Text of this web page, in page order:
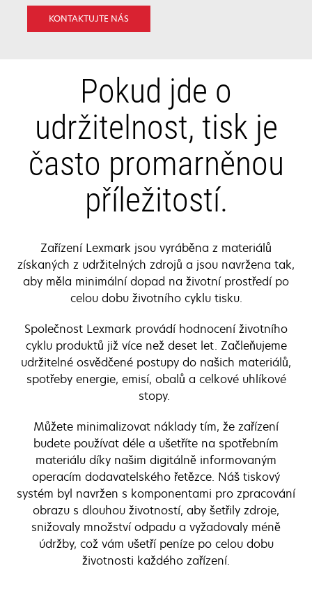
KONTAKTUJTE NÁS
Pokud jde o
udržitelnost, tisk je
často promarněnou
příležitostí.
Zařízení Lexmark jsou vyráběna z materiálů
získaných z udržitelných zdrojů a jsou navržena tak,
aby měla minimální dopad na životní prostředí po
celou dobu životního cyklu tisku.
Společnost Lexmark provádí hodnocení životního
cyklu produktů již více než deset let. Začleňujeme
udržitelné osvědčené postupy do našich materiálů,
spotřeby energie, emisí, obalů a celkové uhlíkové
stopy.
Můžete minimalizovat náklady tím, že zařízení
budete používat déle a ušetříte na spotřebním
materiálu díky našim digitálně informovaným
operacím dodavatelského řetězce. Náš tiskový
systém byl navržen s komponentami pro zpracování
obrazu s dlouhou životností, aby šetřily zdroje,
snižovaly množství odpadu a vyžadovaly méně
údržby, což vám ušetří peníze po celou dobu
životnosti každého zařízení.